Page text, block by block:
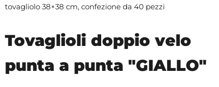
tovagliolo 38×38 cm, confezione da 40 pezzi
Tovaglioli doppio velo
punta a punta "GIALLO"